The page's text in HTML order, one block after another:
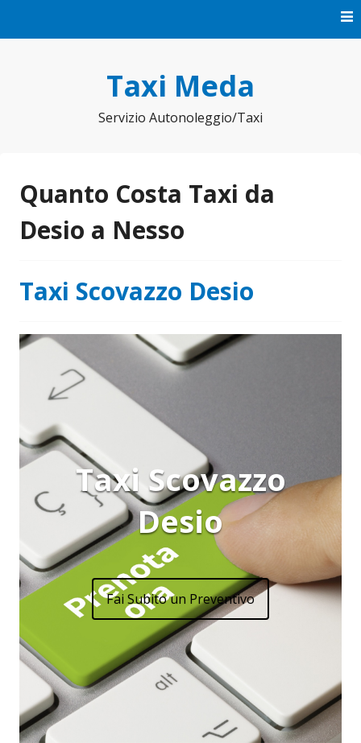
Taxi Meda
Servizio Autonoleggio/Taxi
Quanto Costa Taxi da
Desio a Nesso
Taxi Scovazzo Desio
Taxi Scovazzo
Desio
Fai Subito un Preventivo